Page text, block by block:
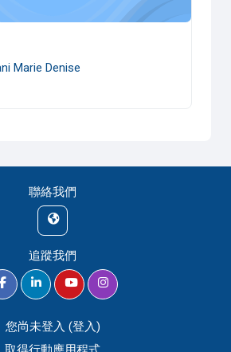
Marie Denise
聯絡我們
追蹤我們
您尚未登入 (登入)